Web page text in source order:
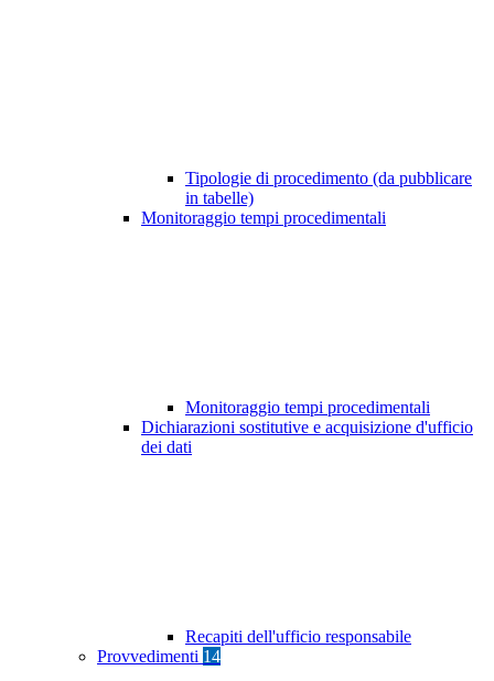
Tipologie di procedimento (da pubblicare
in tabelle)
Monitoraggio tempi procedimentali
Monitoraggio tempi procedimentali
Dichiarazioni sostitutive e acquisizione d'ufficio
dei dati
Recapiti dell'ufficio responsabile
Provvedimenti 14